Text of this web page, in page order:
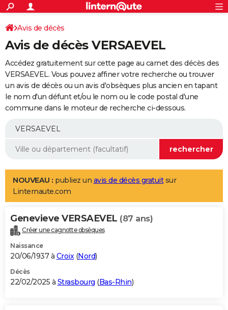
ACTUALITÉS
Politique
Société
Faits Divers
Education
Monde
Villes
+
SPORT
Coupe du monde 2026
Football
Tennis
Cyclisme
Rugby
Forum
Programme TV
TNT
Streaming
Cinéma
Sorties cinéma
Musique
+
FINANCE
Impôts
Immobilier
Risques naturels par ville
Banque
Assurance
Crédit
AUTO
Essais
Réserver un essai
Citadines
Berlines
SUV
Forum auto
+
Mobiles
Meilleur smartphone
Internet
Ordinateurs
Jeux vidéo
Guide high-tech
Aménagement intérieur
LIFESTYLE
Art de vivre
Bien-être
Loisirs
Mode
Modes de vie
Alimentation
Guide de la santé
Maladies
Médicaments
Sommeil
VOYAGE
Destinations
City break
Voyage nature
Voyage de noces
Forum
Climat
+PHOTO
GUIDES D'ACHAT
BONS PLANS
Avis de décès
Avis de décès VERSAEVEL
Accédez gratuitement sur cette page au carnet des décès des
VERSAEVEL. Vous pouvez affiner votre recherche ou trouver
un avis de décès ou un avis d'obsèques plus ancien en tapant
le nom d'un défunt et/ou le nom ou le code postal d'une
commune dans le moteur de recherche ci-dessous.
NOUVEAU : publiez un avis de décès gratuitsur
Linternaute.com
Genevieve VERSAEVEL (87 ans)
Créer une cagnotte obsèques
Naissance
20/06/1937 à Croix(Nord)
Décès
22/02/2025 à Strasbourg (Bas-Rhin)